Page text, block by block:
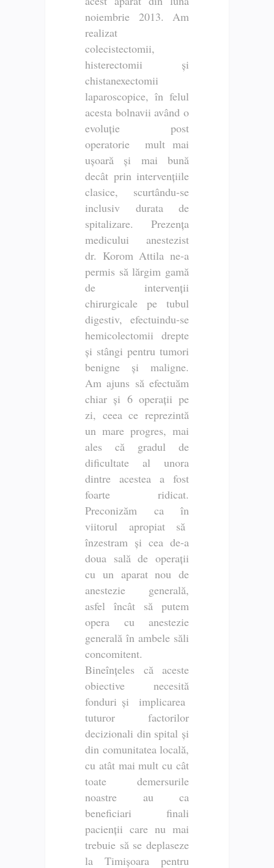
noiembrie 2013. Am
realizat
colecistectomii,
histerectomii și
chistanexectomii
laparoscopice, în felul
acesta bolnavii având o
evoluție post
operatorie mult mai
ușoară și mai bună
decât prin intervențiile
clasice, scurtându-se
inclusiv durata de
spitalizare. Prezența
medicului anestezist
dr. Korom Attila ne-a
permis să lărgim gamă
de intervenții
chirurgicale pe tubul
digestiv, efectuindu-se
hemicolectomii drepte
și stângi pentru tumori
benigne și maligne.
Am ajuns să efectuăm
chiar și 6 operații pe
zi, ceea ce reprezintă
un mare progres, mai
ales că gradul de
dificultate al unora
dintre acestea a fost
foarte ridicat.
Preconizăm ca în
viitorul apropiat să
înzestram și cea de-a
doua sală de operații
cu un aparat nou de
anestezie generală,
asfel încât să putem
opera cu anestezie
generală în ambele săli
concomitent.
Bineînțeles că aceste
obiective necesită
fonduri și implicarea
tuturor factorilor
decizionali din spital și
din comunitatea locală,
cu atât mai mult cu cât
toate demersurile
noastre au ca
beneficiari finali
pacienții care nu mai
trebuie să se deplaseze
la Timișoara pentru